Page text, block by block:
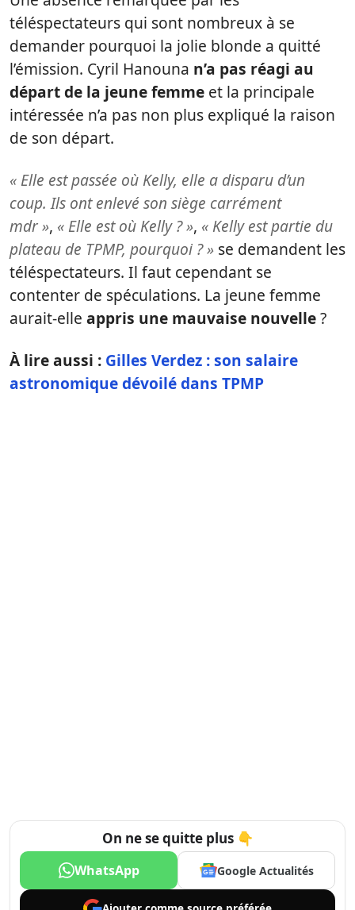
téléspectateurs qui sont nombreux à se
demander pourquoi la jolie blonde a quitté
l’émission. Cyril Hanouna n’a pas réagi au
départ de la jeune femme et la principale
intéressée n’a pas non plus expliqué la raison
de son départ.
« Elle est passée où Kelly, elle a disparu d’un
coup. Ils ont enlevé son siège carrément
mdr », « Elle est où Kelly ? », « Kelly est partie du
plateau de TPMP, pourquoi ? » se demandent les
téléspectateurs. Il faut cependant se
contenter de spéculations. La jeune femme
aurait-elle appris une mauvaise nouvelle?
À lire aussi : Gilles Verdez : son salaire
astronomique dévoilé dans TPMP
On ne se quitte plus 👇
WhatsApp Google Actualités